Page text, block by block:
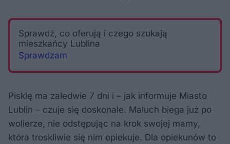
Sprawdź, co oferują i czego szukają
mieszkańcy Lublina
Sprawdzam
Pisklę ma zaledwie 7 dni i – jak informuje Miasto
Lublin – czuje się doskonale. Maluch biega już po
wolierze, nie odstępując na krok swojej mamy,
która troskliwie się nim opiekuje. Dla opiekunów to